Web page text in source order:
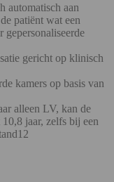
automatisch aan
patiënt wat een
gepersonaliseerde
gericht op klinisch
kamers op basis van
alleen LV, kan de
jaar, zelfs bij een